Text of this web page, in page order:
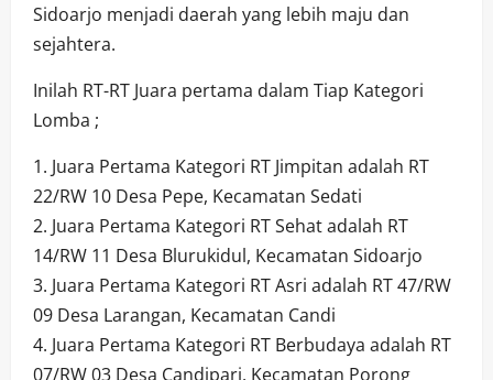
Sidoarjo menjadi daerah yang lebih maju dan
sejahtera.
Inilah RT-RT Juara pertama dalam Tiap Kategori
Lomba ;
1. Juara Pertama Kategori RT Jimpitan adalah RT
22/RW 10 Desa Pepe, Kecamatan Sedati
2. Juara Pertama Kategori RT Sehat adalah RT
14/RW 11 Desa Blurukidul, Kecamatan Sidoarjo
3. Juara Pertama Kategori RT Asri adalah RT 47/RW
09 Desa Larangan, Kecamatan Candi
4. Juara Pertama Kategori RT Berbudaya adalah RT
07/RW 03 Desa Candipari, Kecamatan Porong